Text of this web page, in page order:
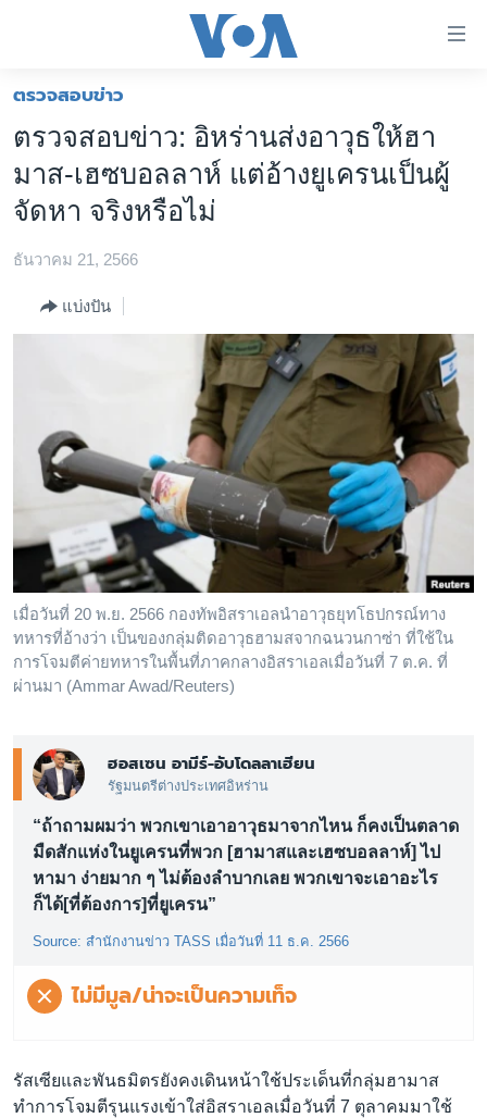
ต่อ
ไป
เนื้อหา
หลัก
ไป
ข้าม
ค้นหา
โลก
เอเชีย
ไทย
ธุรกิจ
ไลฟ์สไตล์
ตรวจสอบข่าว
เรียนรู้ภาษาอังกฤษ
พอดคาสต์
ติดตามเรา
ตรวจสอบข่าว
ตรวจสอบข่าว: อิหร่านส่งอาวุธให้ฮา
มาส-เฮซบอลลาห์ แต่อ้างยูเครนเป็นผู้
จัดหา จริงหรือไม่
ธันวาคม 21, 2566
แบ่งปัน
เมื่อวันที่ 20 พ.ย. 2566 กองทัพอิสราเอลนำอาวุธยุทโธปกรณ์ทาง
ทหารที่อ้างว่า เป็นของกลุ่มติดอาวุธฮามสจากฉนวนกาซ่า ที่ใช้ใน
การโจมตีค่ายทหารในพื้นที่ภาคกลางอิสราเอลเมื่อวันที่ 7 ต.ค. ที่
ผ่านมา (Ammar Awad/Reuters)
ฮอสเซน อามีร์-อับโดลลาเฮียน
รัฐมนตรีต่างประเทศอิหร่าน
“ถ้าถามผมว่า พวกเขาเอาอาวุธมาจากไหน ก็คงเป็นตลาด
มืดสักแห่งในยูเครนที่พวก [ฮามาสและเฮซบอลลาห์] ไป
หามา ง่ายมาก ๆ ไม่ต้องลำบากเลย พวกเขาจะเอาอะไร
ก็ได้[ที่ต้องการ]ที่ยูเครน”
Source: สำนักงานข่าว TASS เมื่อวันที่ 11 ธ.ค. 2566
ไม่มีมูล/น่าจะเป็นความเท็จ
รัสเซียและพันธมิตรยังคงเดินหน้าใช้ประเด็นที่กลุ่มฮามาส
ทำการโจมตีรุนแรงเข้าใส่อิสราเอลเมื่อวันที่ 7 ตุลาคมมาใช้